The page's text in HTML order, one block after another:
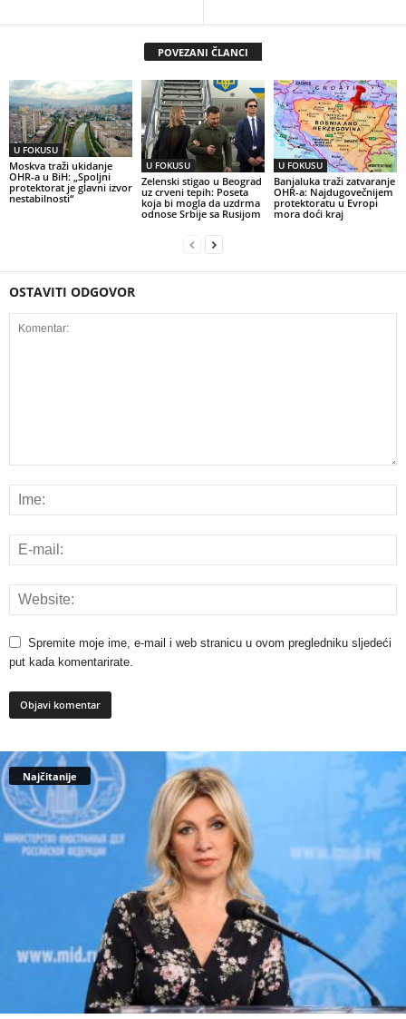
POVEZANI ČLANCI
U FOKUSU
Moskva traži ukidanje
OHR-a u BiH: „Spoljni
protektorat je glavni izvor
nestabilnosti“
U FOKUSU
Zelenski stigao u Beograd
uz crveni tepih: Poseta
koja bi mogla da uzdrma
odnose Srbije sa Rusijom
U FOKUSU
Banjaluka traži zatvaranje
OHR-a: Najdugovečnijem
protektoratu u Evropi
mora doći kraj
OSTAVITI ODGOVOR
Spremite moje ime, e-mail i web stranicu u ovom pregledniku sljedeći
put kada komentarirate.
Najčitanije